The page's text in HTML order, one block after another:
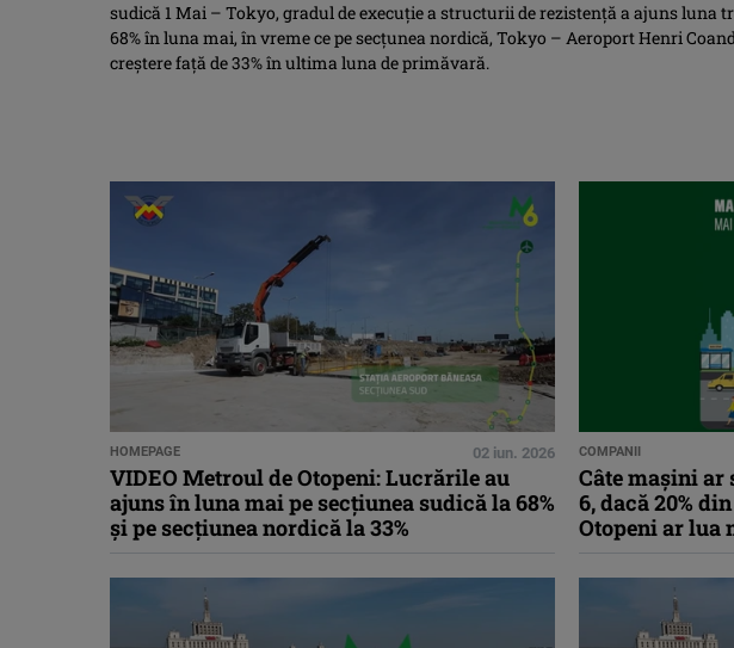
sudică 1 Mai – Tokyo, gradul de execuție a structurii de rezistență a ajuns luna
68% în luna mai, în vreme ce pe secțunea nordică, Tokyo – Aeroport Henri
creștere față de 33% în ultima luna de primăvară.
HOMEPAGE 02 iun. 2026
VIDEO Metroul de Otopeni: Lucrările au
ajuns în luna mai pe secțiunea sudică la 68%
și pe secțiunea nordică la 33%
COMPANII
Câte mașini
6, dacă 20%
Otopeni ar lua